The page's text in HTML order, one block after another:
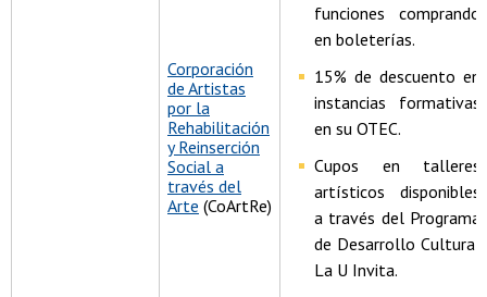
Corporación
de Artistas
por la
Rehabilitación
y Reinserción
Social a
través del
Arte (CoArtRe)
funciones comprando
en boleterías.
15% de descuento en
instancias formativas
en su OTEC.
Cupos en talleres
artísticos disponibles
a través del Programa
de Desarrollo Cultural
La U Invita.